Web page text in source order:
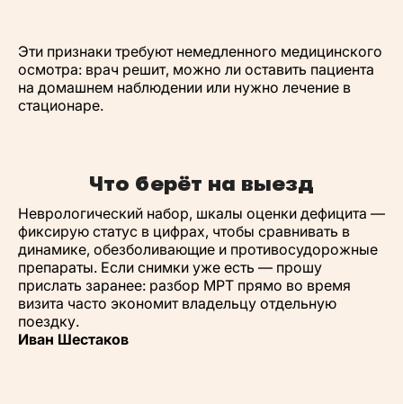
Эти признаки требуют немедленного медицинского
осмотра: врач решит, можно ли оставить пациента
на домашнем наблюдении или нужно лечение в
стационаре.
Что берёт на выезд
Неврологический набор, шкалы оценки дефицита —
фиксирую статус в цифрах, чтобы сравнивать в
динамике, обезболивающие и противосудорожные
препараты. Если снимки уже есть — прошу
прислать заранее: разбор МРТ прямо во время
визита часто экономит владельцу отдельную
поездку.
Иван Шестаков